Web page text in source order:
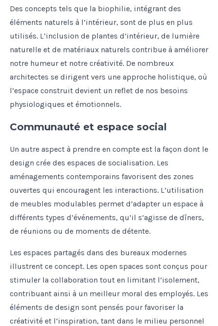
Des concepts tels que la biophilie, intégrant des
éléments naturels à l’intérieur, sont de plus en plus
utilisés. L’inclusion de plantes d’intérieur, de lumière
naturelle et de matériaux naturels contribue à améliorer
notre humeur et notre créativité. De nombreux
architectes se dirigent vers une approche holistique, où
l’espace construit devient un reflet de nos besoins
physiologiques et émotionnels.
Communauté et espace social
Un autre aspect à prendre en compte est la façon dont le
design crée des espaces de socialisation. Les
aménagements contemporains favorisent des zones
ouvertes qui encouragent les interactions. L’utilisation
de meubles modulables permet d’adapter un espace à
différents types d’événements, qu’il s’agisse de dîners,
de réunions ou de moments de détente.
Les espaces partagés dans des bureaux modernes
illustrent ce concept. Les open spaces sont conçus pour
stimuler la collaboration tout en limitant l’isolement,
contribuant ainsi à un meilleur moral des employés. Les
éléments de design sont pensés pour favoriser la
créativité et l’inspiration, tant dans le milieu personnel